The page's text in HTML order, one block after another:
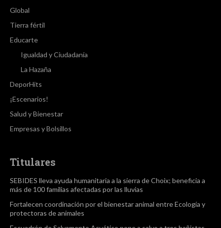
Global
Tierra fértil
Educarte
Igualdad y Ciudadanía
La Hazaña
DeporHits
¡Escenarios!
Salud y Bienestar
Empresas y Bolsillos
Titulares
SEBIDES lleva ayuda humanitaria a la sierra de Choix; beneficia a
más de 100 familias afectadas por las lluvias
Fortalecen coordinación por el bienestar animal entre Ecología y
protectoras de animales